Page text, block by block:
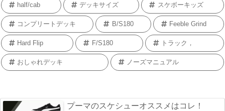
half/cab デッキサイズ スケボーキッズ
コンプリートデッキ B/S180 Feeble Grind
Hard Flip F/S180 トラック，
おしゃれデッキ ノーズマニュアル
プーマのスケシューオススメはコレ！